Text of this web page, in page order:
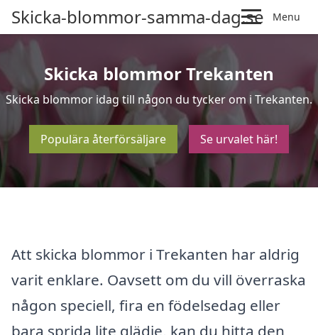
Skicka-blommor-samma-dag.se Menu
Skicka blommor Trekanten
Skicka blommor idag till någon du tycker om i Trekanten.
Populära återförsäljare Se urvalet här!
Att skicka blommor i Trekanten har aldrig
varit enklare. Oavsett om du vill överraska
någon speciell, fira en födelsedag eller
bara sprida lite glädje, kan du hitta den